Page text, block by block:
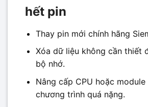
hết pin
Thay pin mới chính hãng
Xóa dữ liệu không cần thiết
bộ nhớ.
Nâng cấp CPU hoặc module
chương trình quá nặng.